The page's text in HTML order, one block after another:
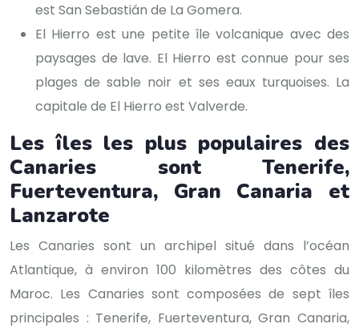
est San Sebastián de La Gomera.
El Hierro est une petite île volcanique avec des
paysages de lave. El Hierro est connue pour ses
plages de sable noir et ses eaux turquoises. La
capitale de El Hierro est Valverde.
Les îles les plus populaires des
Canaries sont Tenerife,
Fuerteventura, Gran Canaria et
Lanzarote
Les Canaries sont un archipel situé dans l’océan
Atlantique, à environ 100 kilomètres des côtes du
Maroc. Les Canaries sont composées de sept îles
principales : Tenerife, Fuerteventura, Gran Canaria,